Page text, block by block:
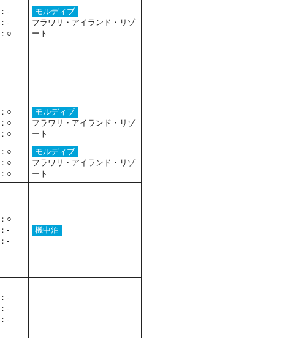
-
-
○
モルディブ
フラワリ・アイランド・リゾ
ート
○
○
○
モルディブ
フラワリ・アイランド・リゾ
ート
○
○
○
モルディブ
フラワリ・アイランド・リゾ
ート
○
-
-
機中泊
-
-
-